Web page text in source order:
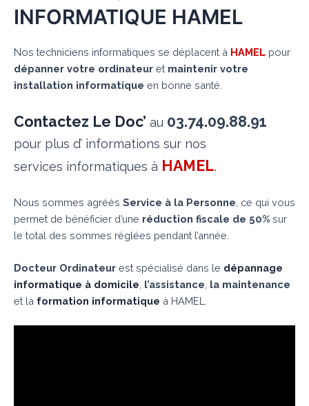
INFORMATIQUE HAMEL
Nos techniciens informatiques se déplacent à HAMEL pour
dépanner votre ordinateur et maintenir votre
installation informatique en bonne santé.
Contactez Le Doc’ au 03.74.09.88.91
pour plus d’ informations sur nos
services informatiques à HAMEL.
Nous sommes agréés Service à la Personne , ce qui vous
permet de bénéficier d’une réduction fiscale de 50% sur
le total des sommes réglées pendant l’année.
Docteur Ordinateur est spécialisé dans le dépannage
informatique à domicile l’assistance la maintenance
et la formation informatique à HAMEL.